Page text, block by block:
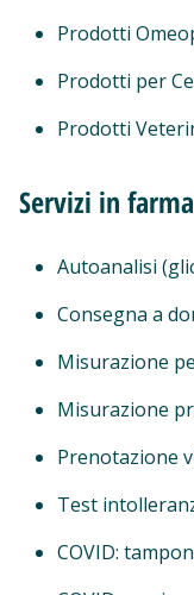
Prodotti
Prodotti per
Prodotti
Servizi in
Autoanalisi
Consegna a
Misurazione
Misurazione
Prenotazione
Test
COVID: